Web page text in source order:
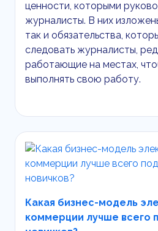
ценности, которыми
журналисты. В них
так и обязательства,
следовать журналисты,
работающие на местах,
выполнять свою работу.
Какая бизнес-модель
коммерции лучше всего